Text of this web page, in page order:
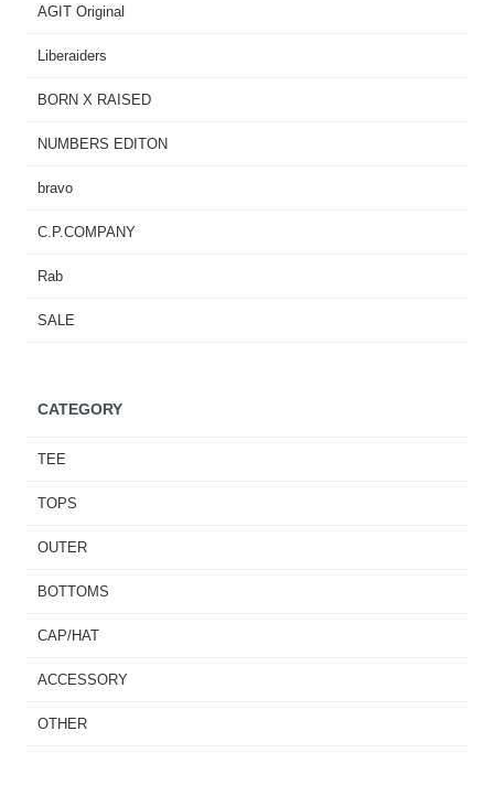
AGIT Original
Liberaiders
BORN X RAISED
NUMBERS EDITON
bravo
C.P.COMPANY
Rab
SALE
CATEGORY
TEE
TOPS
OUTER
BOTTOMS
CAP/HAT
ACCESSORY
OTHER